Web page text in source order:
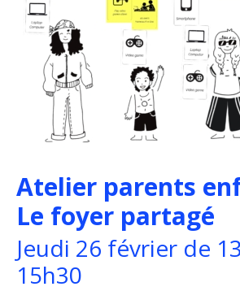
Atelier parents
Le foyer partagé
Jeudi 26 février de
15h30